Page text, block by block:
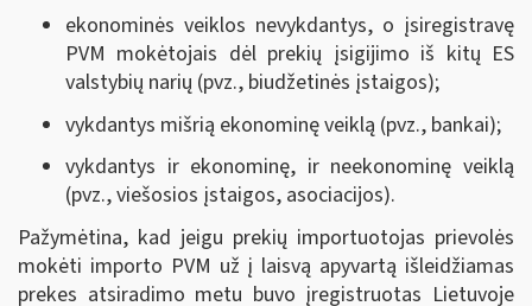
ekonominės veiklos nevykdantys, o įsiregistravę
PVM mokėtojais dėl prekių įsigijimo iš kitų ES
valstybių narių (pvz., biudžetinės įstaigos);
vykdantys mišrią ekonominę veiklą (pvz., bankai);
vykdantys ir ekonominę, ir neekonominę veiklą
(pvz., viešosios įstaigos, asociacijos).
Pažymėtina, kad jeigu prekių importuotojas prievolės
mokėti importo PVM už į laisvą apyvartą išleidžiamas
prekes atsiradimo metu buvo įregistruotas Lietuvoje